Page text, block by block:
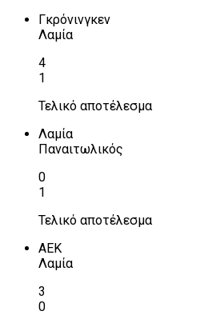
Γκρόνινγκεν
Λαμία
4
1
Τελικό αποτέλεσμα
Λαμία
Παναιτωλικός
0
1
Τελικό αποτέλεσμα
ΑΕΚ
Λαμία
3
0